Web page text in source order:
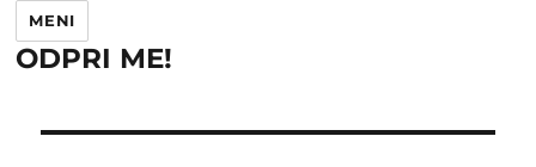
ODPRI ME!
MENI